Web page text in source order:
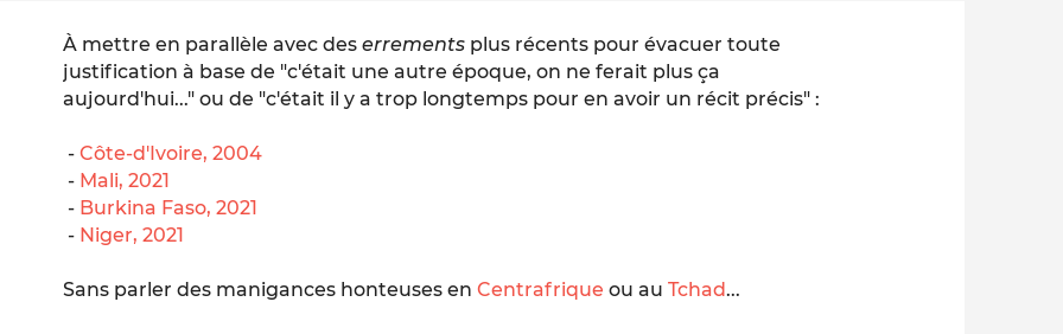
À mettre en parallèle avec deserrements plus récents pour évacuer toute
justification à base de "c'était une autre époque, on ne ferait plus ça
aujourd'hui..." ou de "c'était il y a trop longtemps pour en avoir un récit précis" :
-Côte-d'Ivoire, 2004
- Mali, 2021
- Burkina Faso, 2021
- Niger, 2021
Sans parler des manigances honteuses enCentrafrique ou auTchad...